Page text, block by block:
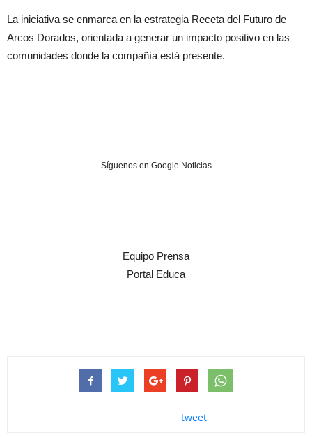
La iniciativa se enmarca en la estrategia Receta del Futuro de
Arcos Dorados, orientada a generar un impacto positivo en las
comunidades donde la compañía está presente.
Síguenos en Google Noticias
Equipo Prensa
Portal Educa
tweet